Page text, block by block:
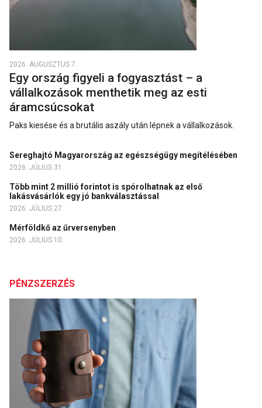
2026. AUGUSZTUS 7.
Egy ország figyeli a fogyasztást – a
vállalkozások menthetik meg az esti
áramcsúcsokat
Paks kiesése és a brutális aszály után lépnek a vállalkozások.
Sereghajtó Magyarország az egészségügy megítélésében
2026. JÚLIUS 31.
Több mint 2 millió forintot is spórolhatnak az első
lakásvásárlók egy jó bankválasztással
2026. JÚLIUS 27.
Mérföldkő az űrversenyben
2026. JÚLIUS 10.
PÉNZSZERZÉS